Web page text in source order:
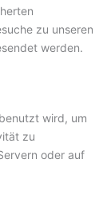
zu unseren
werden.
wird, um
zu
oder auf